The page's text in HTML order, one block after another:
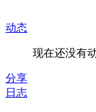
动态
现在还没有
分享
日志